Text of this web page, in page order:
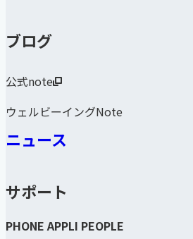
ブログ
公式note
ウェルビーイングNote
ニュース
サポート
PHONE APPLI PEOPLE